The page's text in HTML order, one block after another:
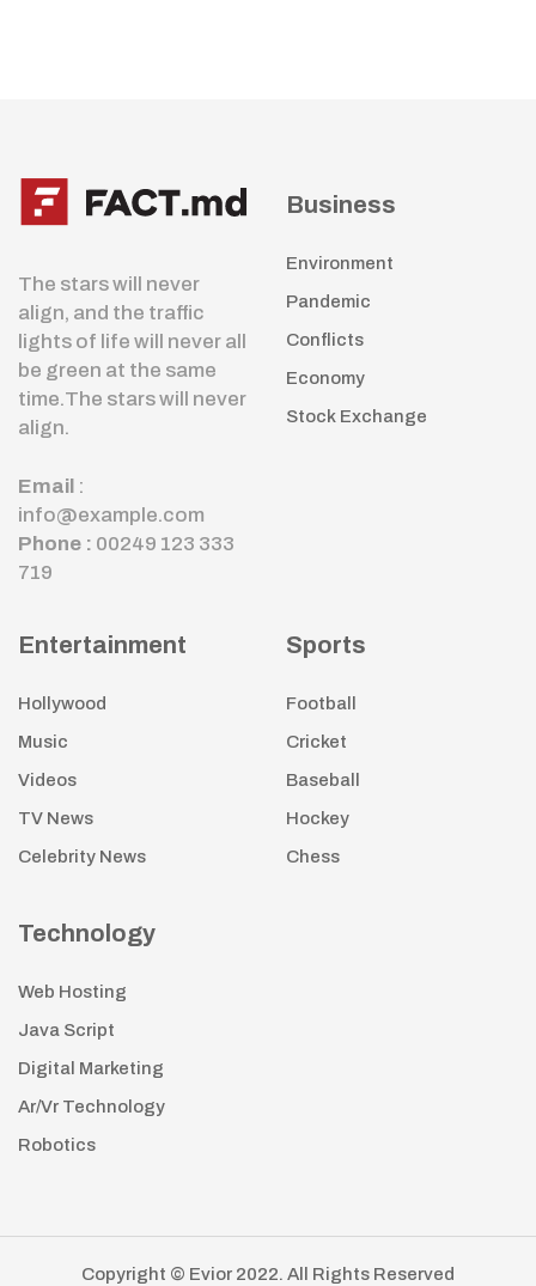
The stars will never
align, and the traffic
lights of life will never all
be green at the same
time.The stars will never
align.
Email :
info@example.com
Phone : 00249 123 333
719
Business
Environment
Pandemic
Conflicts
Economy
Stock Exchange
Entertainment
Hollywood
Music
Videos
TV News
Celebrity News
Sports
Football
Cricket
Baseball
Hockey
Chess
Technology
Web Hosting
Java Script
Digital Marketing
Ar/Vr Technology
Robotics
Copyright © Evior 2022. All Rights Reserved